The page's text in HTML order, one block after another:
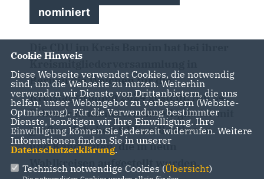
nominiert
Bernau die Weichen für die
Kreistagswahlen 2024 gestellt. Am 24.
Februar nominierten die Mitglieder mit
großer Mehrheit 91 Kandidatinnen
und Kandidaten, die in neun
Wahlkreisen aufgestellt wurden.
Cookie Hinweis
Diese Webseite verwendet Cookies, die notwendig
sind, um die Webseite zu nutzen. Weiterhin
verwenden wir Dienste von Drittanbietern, die uns
helfen, unser Webangebot zu verbessern (Website-
Optmierung). Für die Verwendung bestimmter
Dienste, benötigen wir Ihre Einwilligung. Ihre
Einwilligung können Sie jederzeit widerrufen. Weitere
Informationen finden Sie in unserer
Datenschutzerklärung.
Technisch notwendige Cookies (Übersicht)